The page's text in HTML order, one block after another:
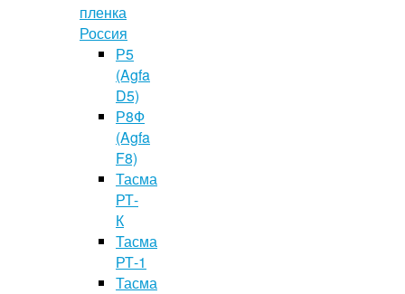
пленка
Россия
Р5
(Agfa
D5)
Р8Ф
(Agfa
F8)
Тасма
РТ-
К
Тасма
РТ-1
Тасма